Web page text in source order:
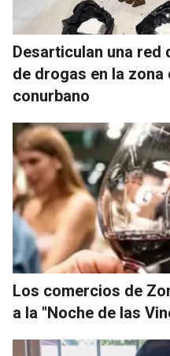
Desarticulan una red
de drogas en la
conurbano
Los comercios de
a la "Noche de las